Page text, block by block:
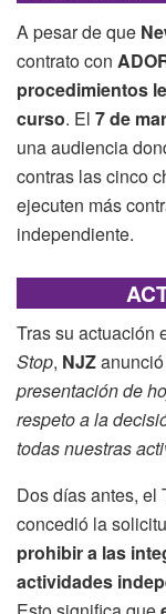
A pesar de que
contrato con
procedimientos
curso. El 7 de
una audiencia
contras las cinco
ejecuten más
independiente.
Tras su actuación
Stop, NJZ
presentación de
respeto a la
todas nuestras
Dos días antes, el
concedió la
prohibir a las
actividades